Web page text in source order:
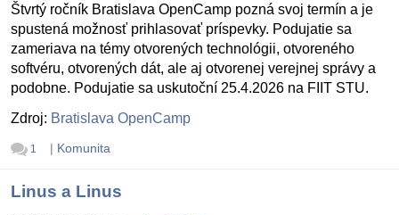
Štvrtý ročník Bratislava OpenCamp pozná svoj termín a je
spustená možnosť prihlasovať príspevky. Podujatie sa
zameriava na témy otvorených technológii, otvoreného
softvéru, otvorených dát, ale aj otvorenej verejnej správy a
podobne. Podujatie sa uskutoční 25.4.2026 na FIIT STU.
Zdroj: Bratislava OpenCamp
1 | Komunita
Linus a Linus